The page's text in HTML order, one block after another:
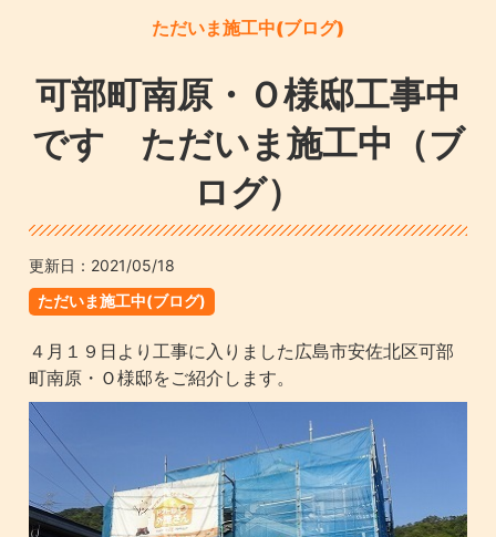
ただいま施工中(ブログ)
可部町南原・Ｏ様邸工事中
です ただいま施工中（ブ
ログ）
更新日： 2021/05/18
ただいま施工中(ブログ)
４月１９日より工事に入りました広島市安佐北区可部
町南原・Ｏ様邸をご紹介します。